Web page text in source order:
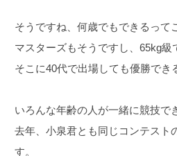
そうですね、何歳でもできるって
マスターズもそうですし、65kg
そこに40代で出場しても優勝で
いろんな年齢の人が一緒に競技で
去年、小泉君とも同じコンテスト
す。